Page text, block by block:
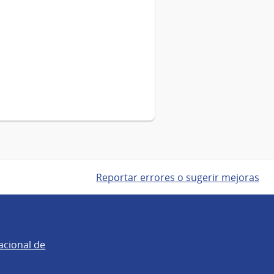
Reportar errores o sugerir mejoras
de